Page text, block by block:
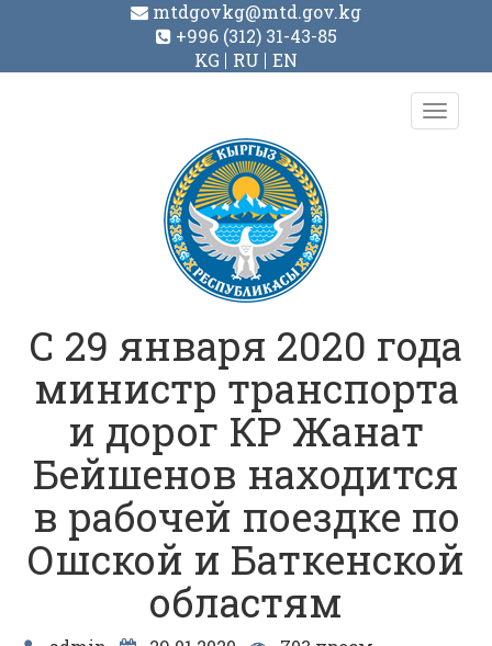
mtdgovkg@mtd.gov.kg
+996 (312) 31-43-85
KG
RU EN
Toggle
С 29 января 2020 года
министр транспорта
и дорог КР Жанат
Бейшенов находится
в рабочей поездке по
Ошской и Баткенской
областям